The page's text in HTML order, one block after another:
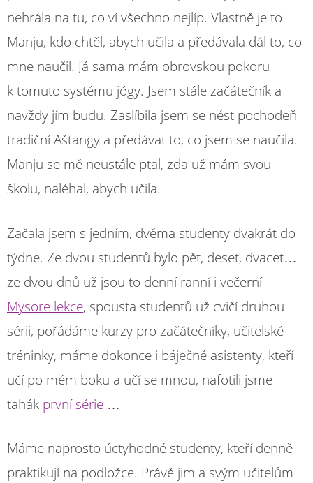
nehrála na tu, co ví všechno nejlíp. Vlastně je to
Manju, kdo chtěl, abych učila a předávala dál to, co
mne naučil. Já sama mám obrovskou pokoru
k tomuto systému jógy. Jsem stále začátečník a
navždy jím budu. Zaslíbila jsem se nést pochodeň
tradiční Aštangy a předávat to, co jsem se naučila.
Manju se mě neustále ptal, zda už mám svou
školu, naléhal, abych učila.
Začala jsem s jedním, dvěma studenty dvakrát do
týdne. Ze dvou studentů bylo pět, deset, dvacet…
ze dvou dnů už jsou to denní ranní i večerní
Mysore lekce, spousta studentů už cvičí druhou
sérii, pořádáme kurzy pro začátečníky, učitelské
tréninky, máme dokonce i báječné asistenty, kteří
učí po mém boku a učí se mnou, nafotili jsme
tahák první série …
Máme naprosto úctyhodné studenty, kteří denně
praktikují na podložce. Právě jim a svým učitelům